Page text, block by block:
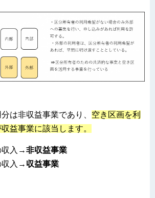
は非収益事業であり、 空き区画を利
益事業に該当します。
収入→非収益事業
収入→ 収益事業